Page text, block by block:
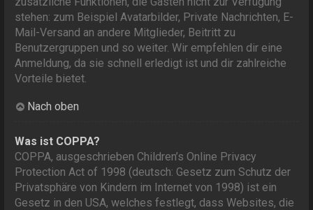
stehen: zum Beispiel Avatarbilder, Private Nachrichten, E-
Mail-Versand an andere Mitglieder, Beitritt zu
Benutzergruppen und so weiter. Wir empfehlen dir eine
Anmeldung, da sie schnell erledigt ist und dir zahlreiche
Vorteile bietet.
Nach oben
Was ist COPPA?
COPPA, ausgeschrieben Children’s Online Privacy
Protection Act of 1998 (deutsch: Gesetz zum Schutz der
Privatsphäre von Kindern im Internet von 1998) ist ein
Gesetz in den USA, welches festlegt, dass Websites, die